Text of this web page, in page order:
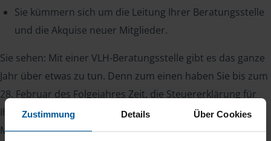
Zustimmung Details Über Cookies
Sie kümmern sich um die Leitung Ihrer Beratungsstelle
und die Akquise neuer Mitglieder.
Sie sehen: Mit einer VLH-Beratungsstelle gibt es das ganze
Jahr über etwas zu tun. Denn zum einen haben Sie bis zum
28. Februar des Folgejahres Zeit, die Steuererklärung für
Ihre Mitglieder abzugeben, zum anderen kommen
Mitglieder auch während des Jahres mit Steuerfragen auf